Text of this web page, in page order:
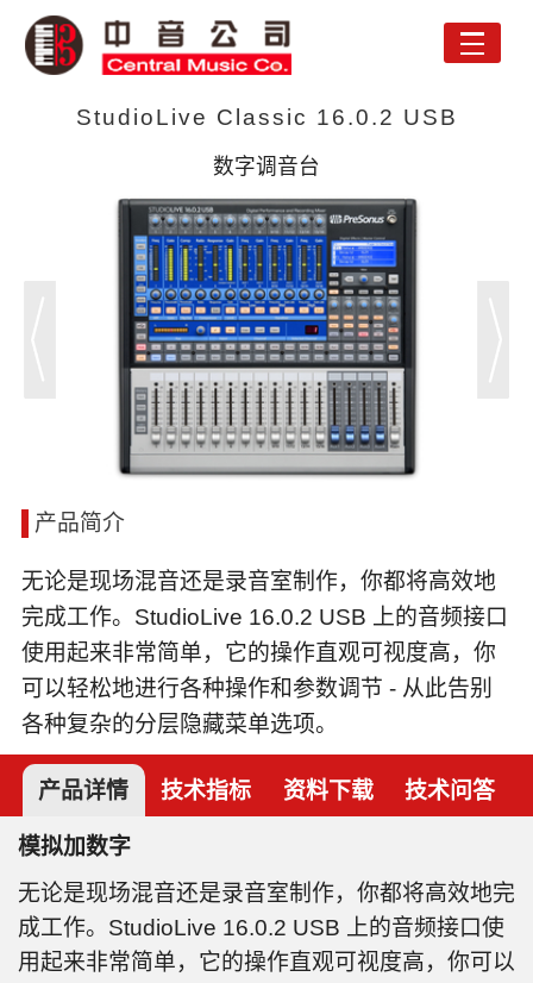
Toggle
StudioLive Classic 16.0.2 USB
数字调音台
产品简介
无论是现场混音还是录音室制作，你都将高效地
完成工作。StudioLive 16.0.2 USB 上的音频接口
使用起来非常简单，它的操作直观可视度高，你
可以轻松地进行各种操作和参数调节 - 从此告别
各种复杂的分层隐藏菜单选项。
产品详情 技术指标 资料下载 技术问答
模拟加数字
无论是现场混音还是录音室制作，你都将高效地完
成工作。StudioLive 16.0.2 USB 上的音频接口使
用起来非常简单，它的操作直观可视度高，你可以